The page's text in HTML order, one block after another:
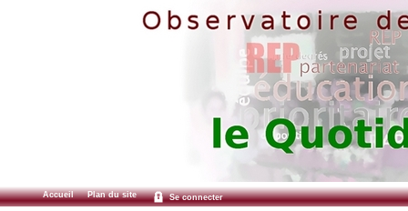
Accueil Plan du site Se connecter